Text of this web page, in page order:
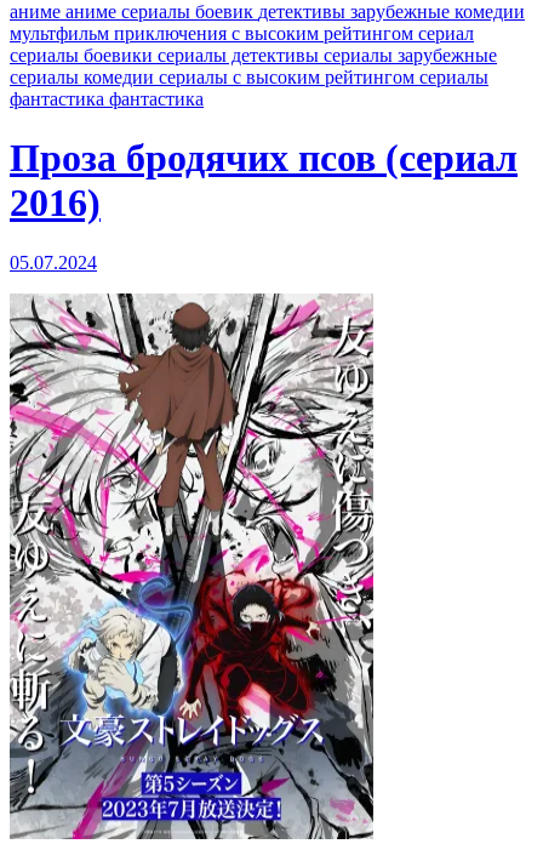
аниме аниме сериалы боевик детективы зарубежные комедии
мультфильм приключения с высоким рейтингом сериал
сериалы боевики сериалы детективы сериалы зарубежные
сериалы комедии сериалы с высоким рейтингом сериалы
фантастика фантастика
Проза бродячих псов (сериал
2016)
05.07.2024